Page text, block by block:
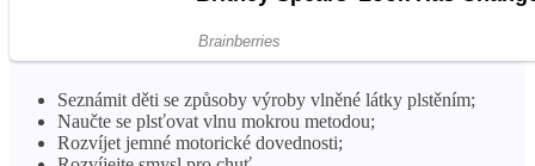
Seznámit děti se způsoby výroby vlněné látky plstěním;
Naučte se plsťovat vlnu mokrou metodou;
Rozvíjet jemné motorické dovednosti;